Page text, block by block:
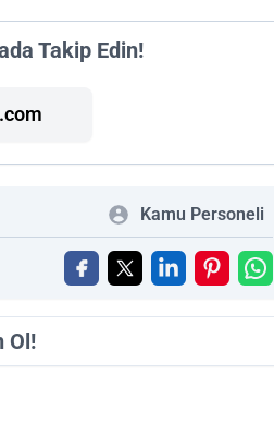
Takip Edin!
Kamu Personeli
Ol!